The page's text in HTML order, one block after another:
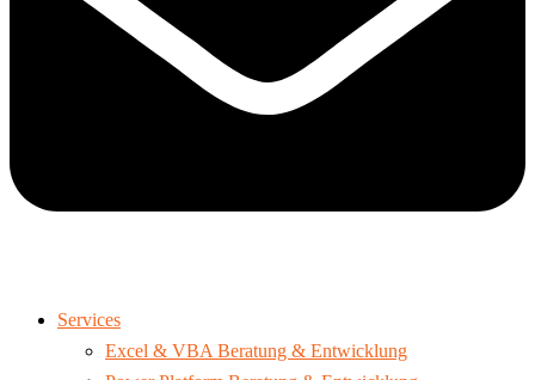
Services
Excel & VBA Beratung & Entwicklung